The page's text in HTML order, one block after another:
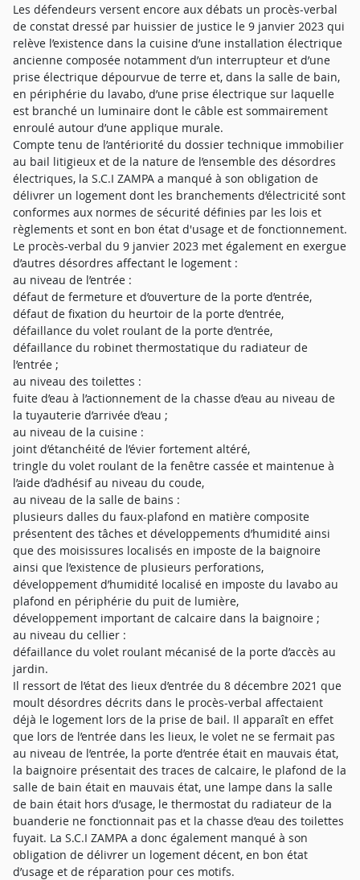
Les défendeurs versent encore aux débats un procès-verbal
de constat dressé par huissier de justice le 9 janvier 2023 qui
relève l’existence dans la cuisine d’une installation électrique
ancienne composée notamment d’un interrupteur et d’une
prise électrique dépourvue de terre et, dans la salle de bain,
en périphérie du lavabo, d’une prise électrique sur laquelle
est branché un luminaire dont le câble est sommairement
enroulé autour d’une applique murale.
Compte tenu de l’antériorité du dossier technique immobilier
au bail litigieux et de la nature de l’ensemble des désordres
électriques, la S.C.I ZAMPA a manqué à son obligation de
délivrer un logement dont les branchements d’électricité sont
conformes aux normes de sécurité définies par les lois et
règlements et sont en bon état d'usage et de fonctionnement.
Le procès-verbal du 9 janvier 2023 met également en exergue
d’autres désordres affectant le logement :
au niveau de l’entrée :
défaut de fermeture et d’ouverture de la porte d’entrée,
défaut de fixation du heurtoir de la porte d’entrée,
défaillance du volet roulant de la porte d’entrée,
défaillance du robinet thermostatique du radiateur de
l’entrée ;
au niveau des toilettes :
fuite d’eau à l’actionnement de la chasse d’eau au niveau de
la tuyauterie d’arrivée d’eau ;
au niveau de la cuisine :
joint d’étanchéité de l’évier fortement altéré,
tringle du volet roulant de la fenêtre cassée et maintenue à
l’aide d’adhésif au niveau du coude,
au niveau de la salle de bains :
plusieurs dalles du faux-plafond en matière composite
présentent des tâches et développements d’humidité ainsi
que des moisissures localisés en imposte de la baignoire
ainsi que l’existence de plusieurs perforations,
développement d’humidité localisé en imposte du lavabo au
plafond en périphérie du puit de lumière,
développement important de calcaire dans la baignoire ;
au niveau du cellier :
défaillance du volet roulant mécanisé de la porte d’accès au
jardin.
Il ressort de l’état des lieux d’entrée du 8 décembre 2021 que
moult désordres décrits dans le procès-verbal affectaient
déjà le logement lors de la prise de bail. Il apparaît en effet
que lors de l’entrée dans les lieux, le volet ne se fermait pas
au niveau de l’entrée, la porte d’entrée était en mauvais état,
la baignoire présentait des traces de calcaire, le plafond de la
salle de bain était en mauvais état, une lampe dans la salle
de bain était hors d’usage, le thermostat du radiateur de la
buanderie ne fonctionnait pas et la chasse d’eau des toilettes
fuyait. La S.C.I ZAMPA a donc également manqué à son
obligation de délivrer un logement décent, en bon état
d’usage et de réparation pour ces motifs.